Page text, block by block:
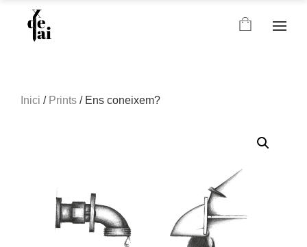
Inici / Prints / Ens coneixem?